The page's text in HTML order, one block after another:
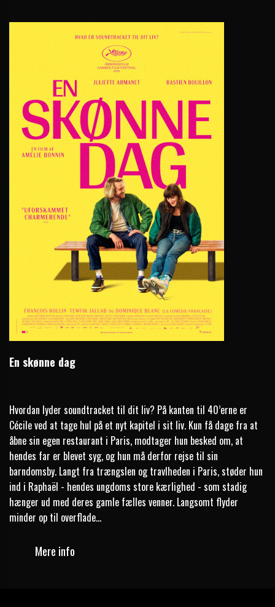
En skønne dag
Hvordan lyder soundtracket til dit liv? På kanten til 40’erne er
Cécile ved at tage hul på et nyt kapitel i sit liv. Kun få dage fra at
åbne sin egen restaurant i Paris, modtager hun besked om, at
hendes far er blevet syg, og hun må derfor rejse til sin
barndomsby. Langt fra trængslen og travlheden i Paris, støder hun
ind i Raphaël - hendes ungdoms store kærlighed - som stadig
hænger ud med deres gamle fælles venner. Langsomt flyder
minder op til overflade...
Mere info